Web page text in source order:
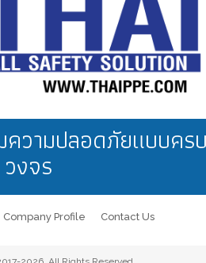
วามปลอดภัยแบบคร
วงจร
Company Profile Contact Us